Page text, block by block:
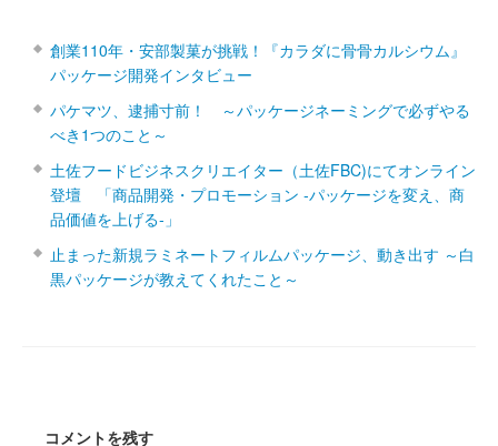
創業110年・安部製菓が挑戦！『カラダに骨骨カルシウム』
パッケージ開発インタビュー
パケマツ、逮捕寸前！ ～パッケージネーミングで必ずやる
べき1つのこと～
土佐フードビジネスクリエイター（土佐FBC)にてオンライン
登壇 「商品開発・プロモーション ‐パッケージを変え、商
品価値を上げる‐」
止まった新規ラミネートフィルムパッケージ、動き出す ～白
黒パッケージが教えてくれたこと～
コメントを残す